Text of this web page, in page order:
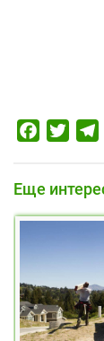
Facebook
Еще